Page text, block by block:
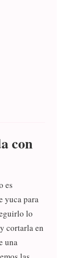
con
es
yuca para
lo
cortarla en
una